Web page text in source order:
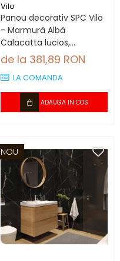
Vilo
Panou decorativ SPC Vilo
- Marmură Albă
Calacatta lucios,
1200×600×4 mm, 2.88
mp/cutie (4 panouri)
de la 381,89 RON
LA COMANDA
ADAUGA IN COS
NOU